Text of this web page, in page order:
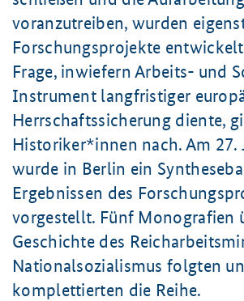
voranzutreiben, wurden
Forschungsprojekte
Frage, inwiefern Arbeits- und
Instrument langfristiger
Herrschaftssicherung diente,
Historiker*innen nach. Am 27.
wurde in Berlin ein
Ergebnissen des
vorgestellt. Fünf Monografien
Geschichte des
Nationalsozialismus folgten
komplettierten die Reihe.